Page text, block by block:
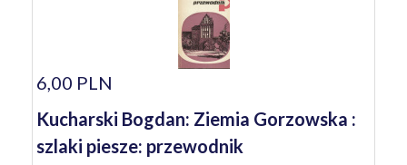
6,00 PLN
Kucharski Bogdan: Ziemia Gorzowska :
szlaki piesze: przewodnik